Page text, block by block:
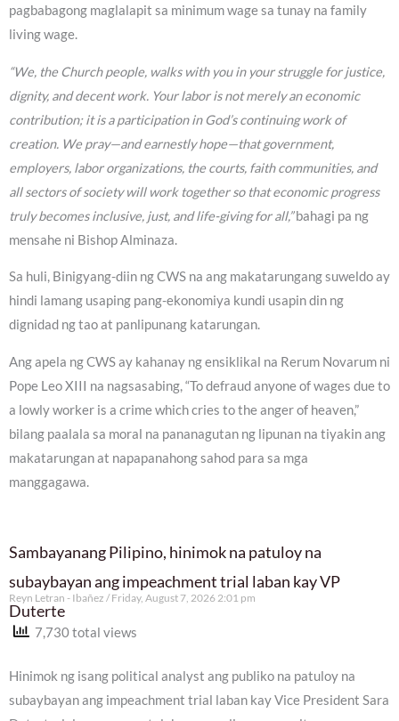
pagbabagong maglalapit sa minimum wage sa tunay na family
living wage.
“We, the Church people, walks with you in your struggle for justice,
dignity, and decent work. Your labor is not merely an economic
contribution; it is a participation in God’s continuing work of
creation. We pray—and earnestly hope—that government,
employers, labor organizations, the courts, faith communities, and
all sectors of society will work together so that economic progress
truly becomes inclusive, just, and life-giving for all,”bahagi pa ng
mensahe ni Bishop Alminaza.
Sa huli, Binigyang-diin ng CWS na ang makatarungang suweldo ay
hindi lamang usaping pang-ekonomiya kundi usapin din ng
dignidad ng tao at panlipunang katarungan.
Ang apela ng CWS ay kahanay ng ensiklikal na Rerum Novarum ni
Pope Leo XIII na nagsasabing, “To defraud anyone of wages due to
a lowly worker is a crime which cries to the anger of heaven,”
bilang paalala sa moral na pananagutan ng lipunan na tiyakin ang
makatarungan at napapanahong sahod para sa mga
manggagawa.
Sambayanang Pilipino, hinimok na patuloy na
subaybayan ang impeachment trial laban kay VP
Duterte
Reyn Letran - Ibañez Friday, August 7, 2026 2:01 pm
7,730 total views
Hinimok ng isang political analyst ang publiko na patuloy na
subaybayan ang impeachment trial laban kay Vice President Sara